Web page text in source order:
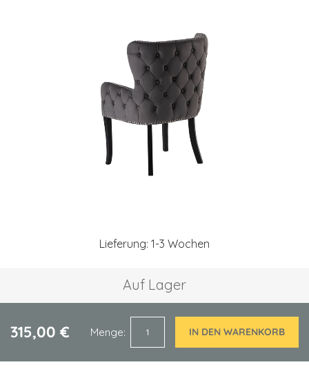
Lieferung: 1-3 Wochen
Auf Lager
315,00 € Menge IN DEN WARENKORB